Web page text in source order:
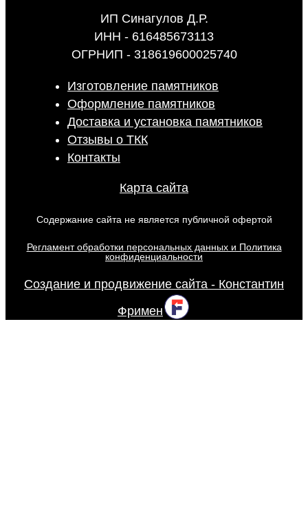
ИП Синагулов Д.Р.
ИНН - 616485673113
ОГРНИП - 318619600025740
Изготовление памятников
Оформление памятников
Доставка и установка памятников
Отзывы о ТКК
Контакты
Карта сайта
Содержание сайта не является публичной офертой
Регламент обработки персональных данных и Политика
конфиденциальности
Создание и продвижение сайта - Константин
Фримен